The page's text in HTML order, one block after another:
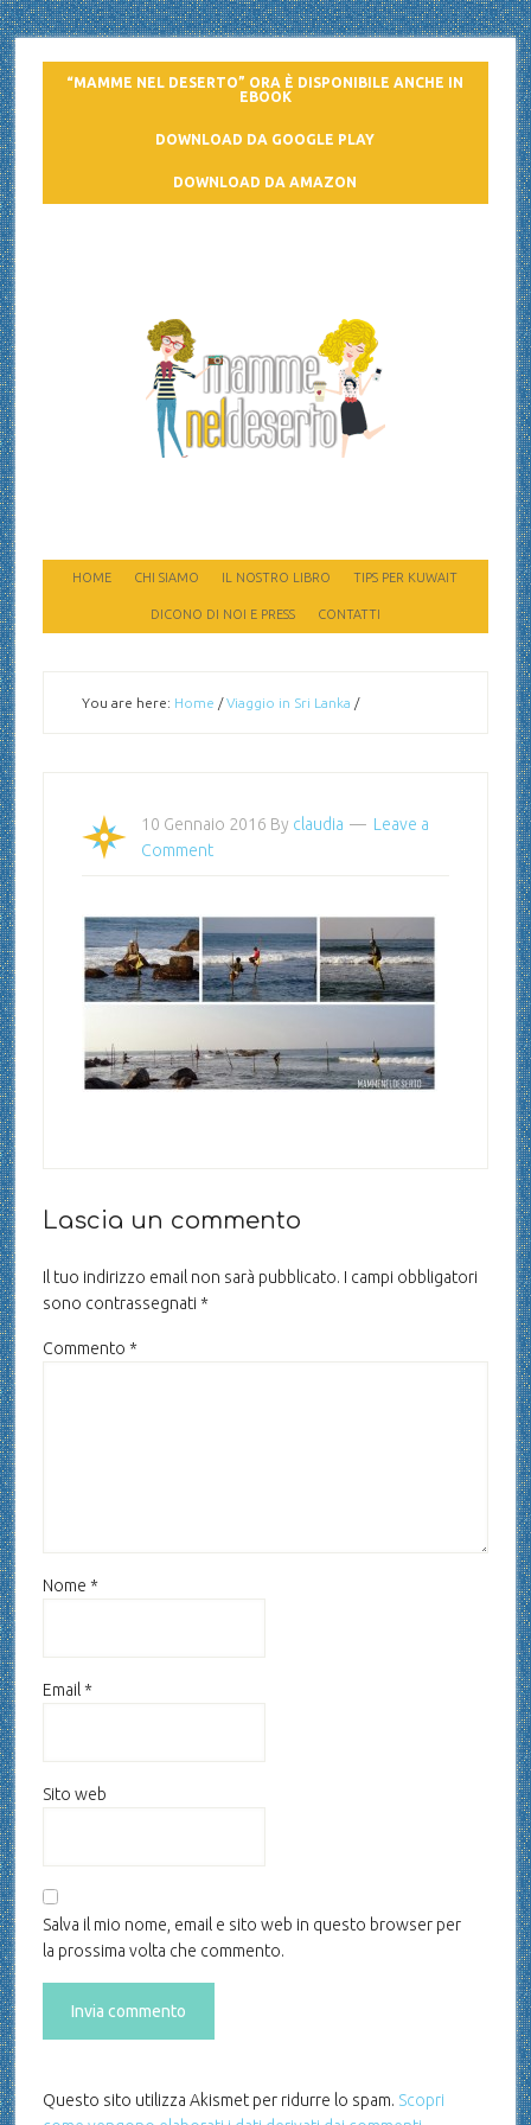
“MAMME NEL DESERTO” ORA È DISPONIBILE ANCHE IN
EBOOK
DOWNLOAD DA GOOGLE PLAY
DOWNLOAD DA AMAZON
HOME CHI SIAMO IL NOSTRO LIBRO TIPS PER KUWAIT
DICONO DI NOI E PRESS CONTATTI
You are here: Home / Viaggio in Sri Lanka /
10 Gennaio 2016 By claudia
Leave a
Comment
Lascia un commento
Il tuo indirizzo email non sarà pubblicato. I campi obbligatori
sono contrassegnati *
Commento *
Nome *
Email *
Sito web
Salva il mio nome, email e sito web in questo browser per
la prossima volta che commento.
Questo sito utilizza Akismet per ridurre lo spam. Scopri